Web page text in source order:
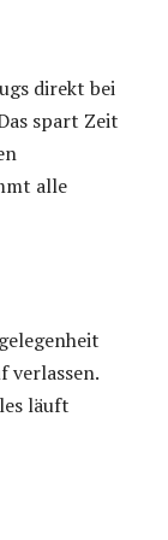
direkt bei
spart Zeit
alle
verlassen.
läuft